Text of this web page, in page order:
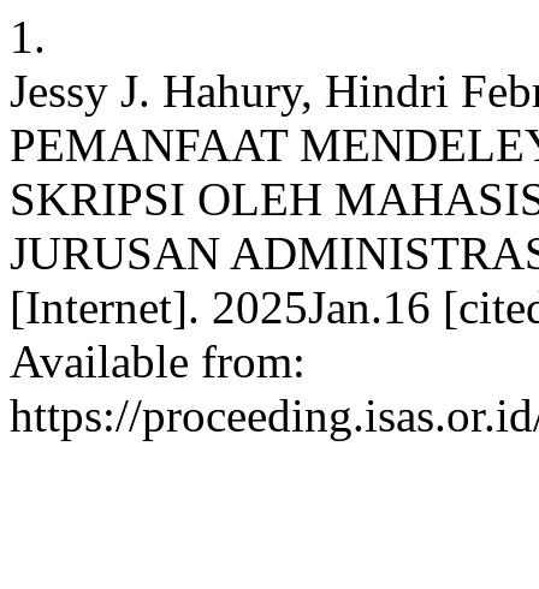
1.
Jessy J. Hahury, Hindri
PEMANFAAT
SKRIPSI OLEH
JURUSAN
[Internet]. 2025Jan.16
Available from:
https://